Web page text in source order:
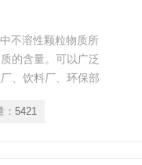
不溶性颗粒物质所
的含量。可以广泛
、饮料厂、环保部
5421